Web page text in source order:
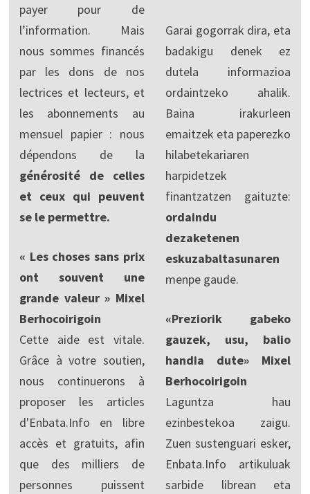
payer pour de
l’information. Mais
nous sommes financés
par les dons de nos
lectrices et lecteurs, et
les abonnements au
mensuel papier : nous
dépendons de la
générosité de celles
et ceux qui peuvent
se le permettre.
« Les choses sans prix
ont souvent une
grande valeur » Mixel
Berhocoirigoin
Cette aide est vitale.
Grâce à votre soutien,
nous continuerons à
proposer les articles
d'Enbata.Info en libre
accès et gratuits, afin
que des milliers de
personnes puissent
Garai gogorrak dira, eta
badakigu denek ez
dutela informazioa
ordaintzeko ahalik.
Baina irakurleen
emaitzek eta paperezko
hilabetekariaren
harpidetzek
finantzatzen gaituzte:
ordaindu
dezaketenen
eskuzabaltasunaren
menpe gaude.
«Preziorik gabeko
gauzek, usu, balio
handia dute» Mixel
Berhocoirigoin
Laguntza hau
ezinbestekoa zaigu.
Zuen sustenguari esker,
Enbata.Info artikuluak
sarbide librean eta